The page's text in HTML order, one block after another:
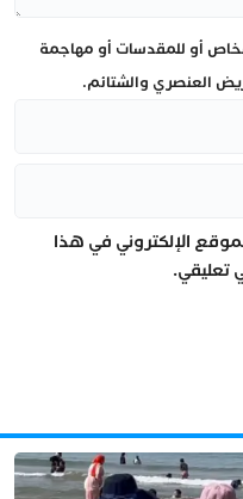
أو للمقدسات أو مهاجمة
العنصري والشتائم.
الإلكتروني في هذا
تعليقي.